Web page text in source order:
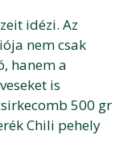
idézi. Az
nem csak
hanem a
is
500 gr
Chili pehely